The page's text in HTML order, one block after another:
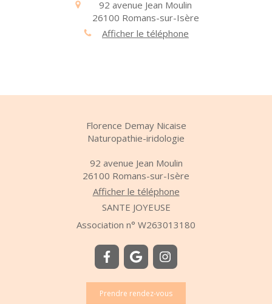
92 avenue Jean Moulin
26100 Romans-sur-Isère
Afficher le téléphone
Florence Demay Nicaise
Naturopathie-iridologie
92 avenue Jean Moulin
26100 Romans-sur-Isère
Afficher le téléphone
SANTE JOYEUSE
Association n° W263013180
Prendre rendez-vous